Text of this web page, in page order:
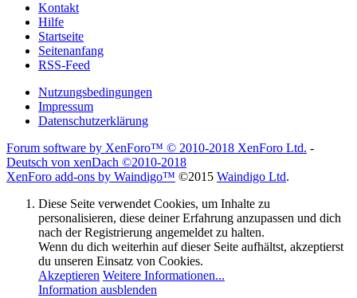
Kontakt
Hilfe
Startseite
Seitenanfang
RSS-Feed
Nutzungsbedingungen
Impressum
Datenschutzerklärung
Forum software by XenForo™ © 2010-2018 XenForo Ltd. -
Deutsch von xenDach ©2010-2018
XenForo add-ons by Waindigo™ ©2015 Waindigo Ltd.
Diese Seite verwendet Cookies, um Inhalte zu
personalisieren, diese deiner Erfahrung anzupassen und dich
nach der Registrierung angemeldet zu halten.
Wenn du dich weiterhin auf dieser Seite aufhältst, akzeptierst
du unseren Einsatz von Cookies.
Akzeptieren Weitere Informationen...
Information ausblenden